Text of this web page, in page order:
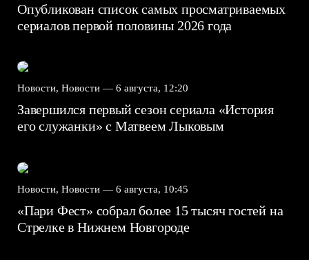
Опубликован список самых просматриваемых
сериалов первой половины 2026 года
Новости, Новости — 6 августа, 12:20
Завершился первый сезон сериала «История
его служанки» с Матвеем Лыковым
Новости, Новости — 6 августа, 10:45
«Пари Фест» собрал более 15 тысяч гостей на
Стрелке в Нижнем Новгороде